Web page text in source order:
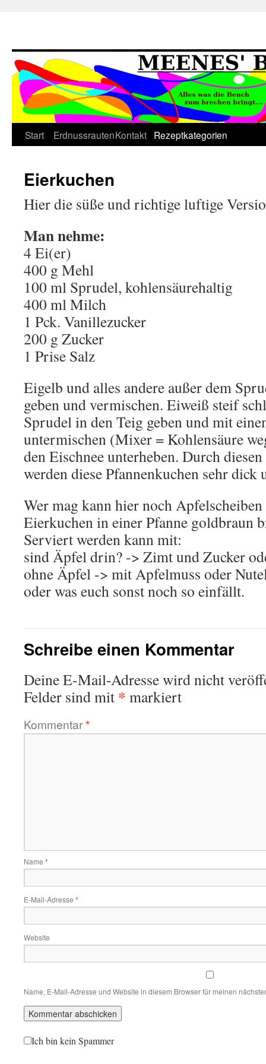
Springe
Inhalt
Start ErdnussrautenKontakt Rezeptkategorien
Eierkuchen
Hier die süße und richtige luftige
Man nehme:
4 Ei(er)
400 g Mehl
100 ml Sprudel, kohlensäurehaltig
400 ml Milch
1 Pck. Vanillezucker
200 g Zucker
1 Prise Salz
Eigelb und alles andere außer dem
geben und vermischen. Eiweiß steif
Sprudel in den Teig geben und mit
untermischen (Mixer = Kohlensäure
den Eischnee unterheben. Durch
werden diese Pfannenkuchen sehr
Wer mag kann hier noch
Eierkuchen in einer Pfanne goldbraun
Serviert werden kann mit:
sind Äpfel drin? -> Zimt und Zucker
ohne Äpfel -> mit Apfelmuss oder
oder was euch sonst noch so einfällt.
Schreibe einen Kommentar
Deine E-Mail-Adresse wird nicht
Felder sind mit * markiert
Kommentar*
Name *
E-Mail-Adresse *
Website
Name, E-Mail-Adresse und Website in diesem Browser für meinen
Ich bin kein Spammer
This plugin created bymemory cards